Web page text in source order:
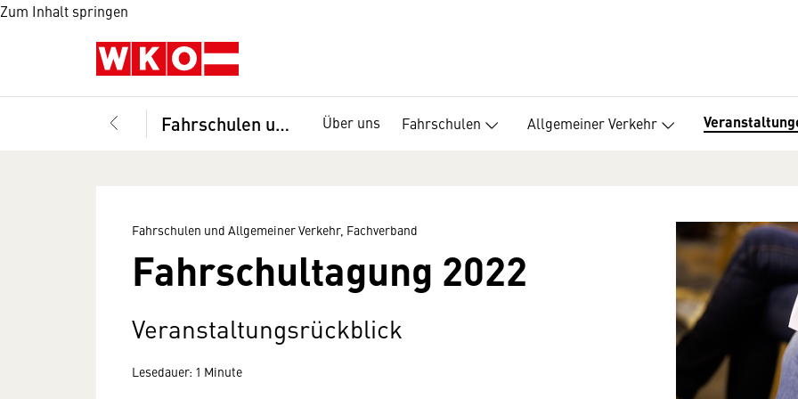
Zum Inhalt springen
Fahrschulen und Allgemeiner Verkehr, Fachverband Über uns Fahrschulen Allgemeiner Verkehr
Fahrschulen und Allgemeiner Verkehr, Fachverband
Fahrschultagung 2022
Veranstaltungsrückblick
Lesedauer: 1 Minute